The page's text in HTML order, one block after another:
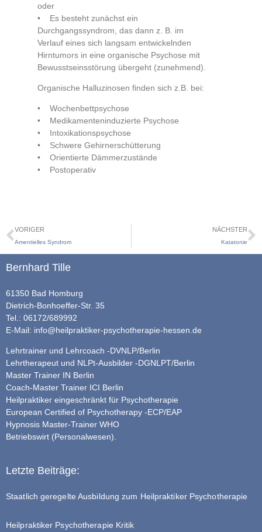
oder
• Es besteht zunächst ein
Durchgangssyndrom, das dann z. B. im
Verlauf eines sich langsam entwickelnden
Hirntumors in eine organische Psychose mit
Bewusstseinsstörung übergeht (zunehmend).
Organische Halluzinosen finden sich z.B. bei:
• Wochenbettpsychose
• Medikamenteninduzierte Psychose
• Intoxikationspsychose
• Schwere Gehirnerschütterung
• Orientierte Dämmerzustände
• Postoperativ
VORIGER
Amentielles Syndrom
NÄCHSTER
Katatonie
Bernhard Tille
61350 Bad Homburg
Dietrich-Bonhoeffer-Str. 35
Tel.: 06172/689992
E-Mail: info@heilpraktiker-psychotherapie-hessen.de
Lehrtrainer und Lehrcoach -DVNLP/Berlin
Lehrtherapeut und NLPt-Ausbilder -DGNLPT/Berlin
Master Trainer IN Berlin
Coach-Master Trainer ICI Berlin
Heilpraktiker eingeschränkt für Psychotherapie
European Certified of Psychotherapy -ECP/EAP
Hypnosis Master-Trainer WHO
Betriebswirt (Personalwesen).
Letzte Beiträge:
Staatlich geregelte Ausbildung zum Heilpraktiker Psychotherapie
Heilpraktiker Psychotherapie Kritik